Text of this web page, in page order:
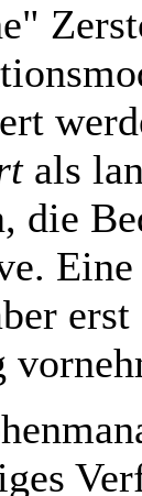
als
die
erst